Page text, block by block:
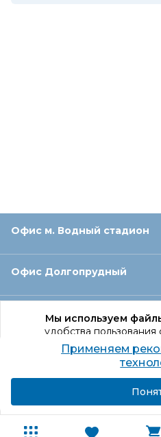
Мы используем
удобства
качества
Продолжая
согласие на обработку
Офис м. Водный стадион
Офис Долгопрудный
Офис Санкт‑Петербург
Оформление заказа
Применяем